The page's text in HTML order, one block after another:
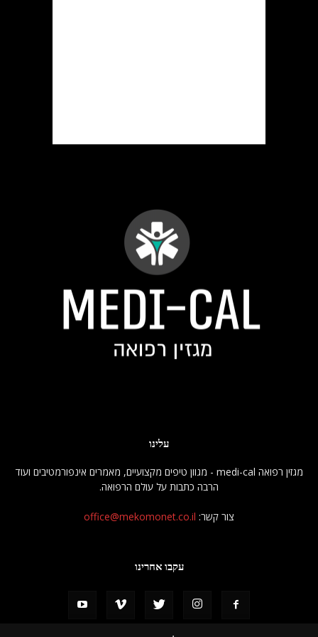
עלינו
מגזין רפואה medi-cal - מגוון טיפים מקצועיים, מאמרים אינפורמטיבים ועוד
הרבה כתבות על עולם הרפואה.
צור קשר: office@mekomonet.co.il
עקבו אחרינו